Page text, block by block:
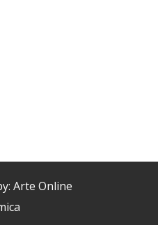
Arte Online